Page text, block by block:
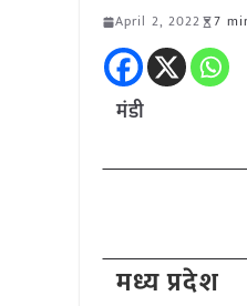
April 2, 2022 7
मंडी
मध्य प्रदेश